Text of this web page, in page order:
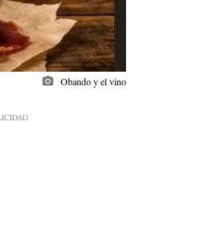
photo_camera Obando y el vino